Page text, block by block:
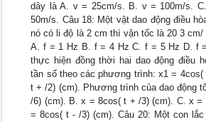
dây là A. v = 25cm/s. B. v = 100m/s.
50m/s. Câu 18: Một vật dao động điều
nó có li độ là 2 cm thì vận tốc là 20 3 cm/
A. f = 1 Hz B. f = 4 Hz C. f = 5 Hz D. f
thực hiện đồng thời hai dao động điều
tần số theo các phương trình: x1 =
t + /2) (cm). Phương trình của dao động
/6) (cm). B. x = 8cos( t + /3) (cm). C. x
= 8cos( t - /3) (cm). Câu 20: Một con